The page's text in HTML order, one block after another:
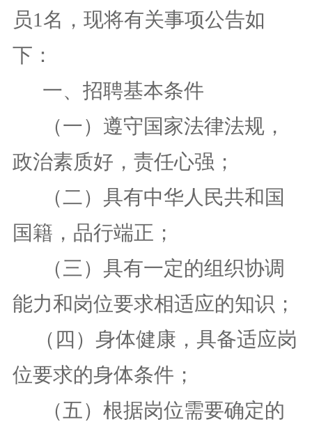
员1 名 ，现将有关事项公告如
下 ：
一、招聘基本条件
（一） 遵守国家法律法规，
政治素质好，责任心强；
（二）具有中华人民共和国
国籍， 品行端正 ；
（三）具有一定的组织协调
能力和岗位要求相适应的知识；
（ 四 ）身体健康 ，具备适应岗
位要求的身体条件；
（五）根据岗位需要确定的